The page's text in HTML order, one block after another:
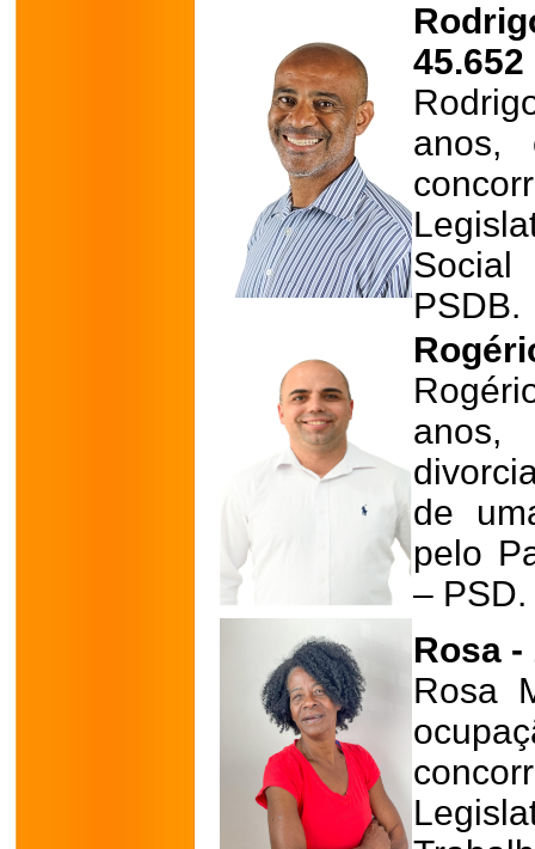
45.652
anos,
Social
PSDB.
de
pelo
– PSD.
Rosa -
Rosa